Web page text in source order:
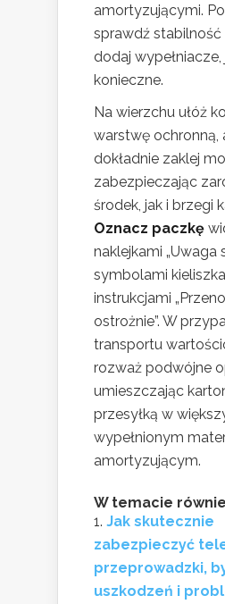
amortyzującymi. Po
sprawdź stabilność
dodaj wypełniacze,
konieczne.
Na wierzchu ułóż
warstwę ochronną,
dokładnie zaklej
zabezpieczając
środek, jak i brzegi
Oznacz paczkę
naklejkami „Uwaga
symbolami
instrukcjami
ostrożnie”. W
transportu
rozważ podwójne
umieszczając
przesyłką w
wypełnionym
amortyzującym.
W temacie
Jak skutecznie
zabezpieczyć
przeprowadzki,
uszkodzeń i